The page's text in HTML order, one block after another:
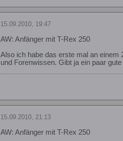
15.09.2010, 19:47
AW: Anfänger mit T-Rex 250
Also ich habe das erste mal an einem
und Forenwissen. Gibt ja ein paar
15.09.2010, 21:13
AW: Anfänger mit T-Rex 250